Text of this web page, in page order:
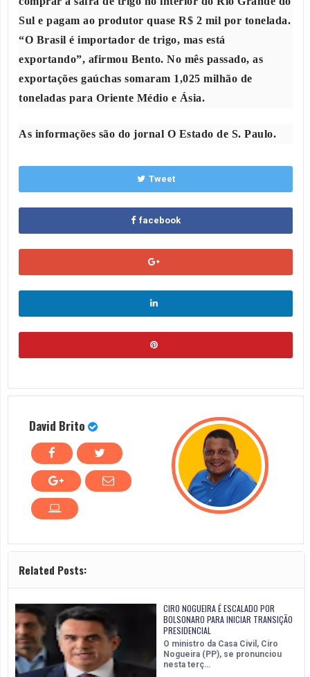
Sul e pagam ao produtor quase R$ 2 mil por tonelada.
“O Brasil é importador de trigo, mas está
exportando”, afirmou Bento. No mês passado, as
exportações gaúchas somaram 1,025 milhão de
toneladas para Oriente Médio e Ásia.
As informações são do jornal O Estado de S. Paulo.
Tweet
facebook
David Brito
Related Posts:
CIRO NOGUEIRA É ESCALADO POR
BOLSONARO PARA INICIAR TRANSIÇÃO
PRESIDENCIAL
O ministro da Casa Civil, Ciro
Nogueira (PP), se pronunciou
nesta terç…